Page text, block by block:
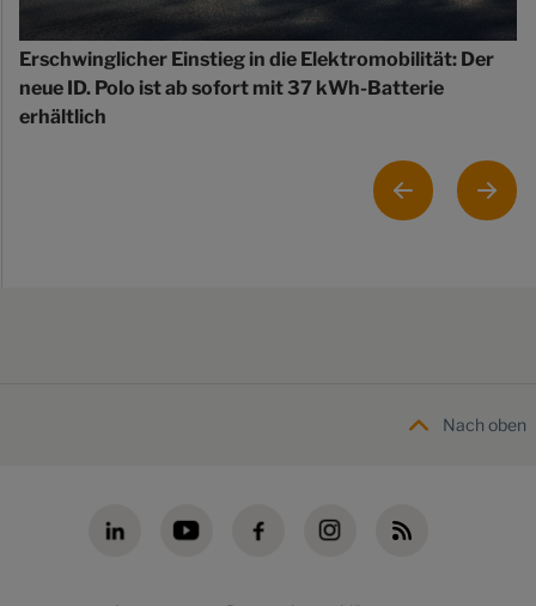
Erschwinglicher Einstieg in die Elektromobilität: Der
neue ID. Polo ist ab sofort mit 37 kWh-Batterie
erhältlich
Nach oben